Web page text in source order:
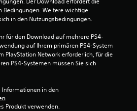
Bedingungen. Weitere wichtige
in den Nutzungsbedingungen.
für den Download auf mehrere PS4-
auf Ihrem primären PS4-System
PlayStation Network erforderlich, für die
PS4-Systemen müssen Sie sich
Informationen in den
Produkt verwenden.